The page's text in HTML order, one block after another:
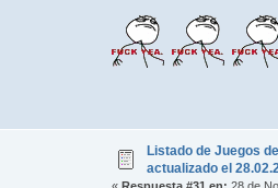
Listado de Juegos
actualizado el